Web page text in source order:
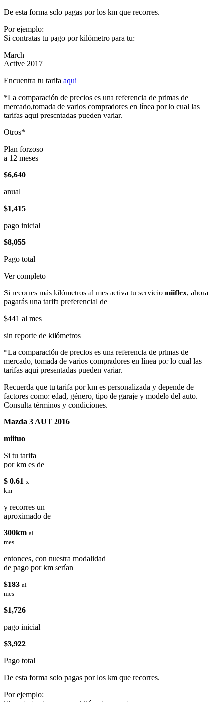
De esta forma solo pagas por los km que recorres.
Por ejemplo:
Si contratas tu pago por kilómetro para tu:
March
Active 2017
Encuentra tu tarifa aqui
*La comparación de precios es una referencia de primas de
mercado,tomada de varios compradores en línea por lo cual las
tarifas aqui presentadas pueden variar.
Otros*
Plan forzoso
a 12 meses
$6,640
anual
$1,415
pago inicial
$8,055
Pago total
Ver completo
Si recorres más kilómetros al mes activa tu servicio miiflex, ahora
pagarás una tarifa preferencial de
$441 al mes
sin reporte de kilómetros
*La comparación de precios es una referencia de primas de
mercado, tomada de varios compradores en línea por lo cual las
tarifas aqui presentadas pueden variar.
Recuerda que tu tarifa por km es personalizada y depende de
factores como: edad, género, tipo de garaje y modelo del auto.
Consulta términos y condiciones.
Mazda 3 AUT 2016
miituo
Si tu tarifa
por km es de
$ 0.61 x
km
y recorres un
aproximado de
300km al
mes
entonces, con nuestra modalidad
de pago por km serían
$183 al
mes
$1,726
pago inicial
$3,922
Pago total
De esta forma solo pagas por los km que recorres.
Por ejemplo: